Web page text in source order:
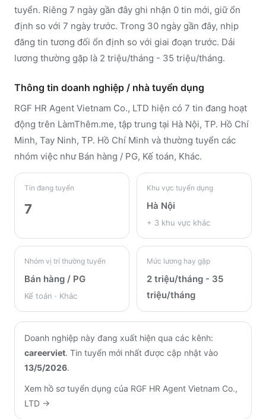
tuyển. Riêng 7 ngày gần đây ghi nhận 0 tin mới, giữ ổn
định so với 7 ngày trước. Trong 30 ngày gần đây, nhịp
đăng tin tương đối ổn định so với giai đoạn trước. Dải
lương thường gặp là 2 triệu/tháng - 35 triệu/tháng.
Thông tin doanh nghiệp / nhà tuyển dụng
RGF HR Agent Vietnam Co., LTD hiện có 7 tin đang hoạt
động trên LàmThêm.me, tập trung tại Hà Nội, TP. Hồ Chí
Minh, Tay Ninh, TP. Hồ Chí Minh và thường tuyển các
nhóm việc như Bán hàng / PG, Kế toán, Khác.
Tin đang tuyển
7
Khu vực tuyển dụng
Hà Nội
+ 3 khu vực khác
Nhóm vị trí thường tuyển
Bán hàng / PG
Kế toán · Khác
Mức lương hay gặp
2 triệu/tháng - 35
triệu/tháng
Doanh nghiệp này đang xuất hiện qua các kênh:
careerviet. Tin tuyển mới nhất được cập nhật vào
13/5/2026.
Xem hồ sơ tuyển dụng của RGF HR Agent Vietnam Co.,
LTD →